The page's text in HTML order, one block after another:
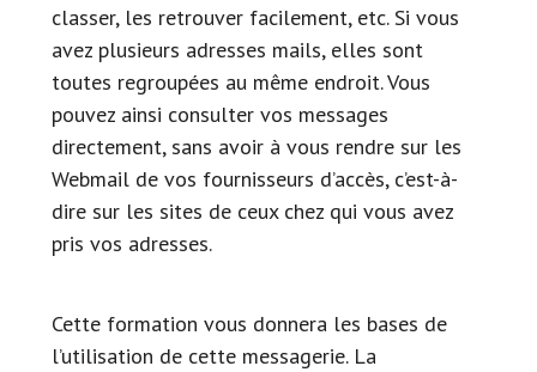
classer, les retrouver facilement, etc. Si vous
avez plusieurs adresses mails, elles sont
toutes regroupées au même endroit. Vous
pouvez ainsi consulter vos messages
directement, sans avoir à vous rendre sur les
Webmail de vos fournisseurs d’accès, c’est-à-
dire sur les sites de ceux chez qui vous avez
pris vos adresses.
Cette formation vous donnera les bases de
l’utilisation de cette messagerie. La